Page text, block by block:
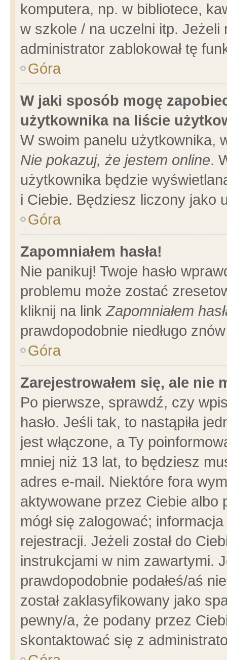
komputera, np. w bibliotece,
w szkole / na uczelni itp.
administrator zablokował tę
Góra
W jaki sposób mogę
użytkownika na liście
W swoim panelu użytkownika,
Nie pokazuj, że jestem online.
użytkownika będzie
i Ciebie. Będziesz liczony jako
Góra
Zapomniałem hasła!
Nie panikuj! Twoje hasło
problemu może zostać
kliknij na linkZapomniałem
prawdopodobnie niedługo
Góra
Zarejestrowałem się, ale nie
Po pierwsze, sprawdź, czy
hasło. Jeśli tak, to nastąpiła
jest włączone, a Ty
mniej niż 13 lat, to będziesz
adres e-mail. Niektóre fora
aktywowane przez Ciebie albo
mógł się zalogować;
rejestracji. Jeżeli został do
instrukcjami w nim zawartymi.
prawdopodobnie podałeś/aś
został zaklasyfikowany jako
pewny/a, że podany przez
skontaktować się z